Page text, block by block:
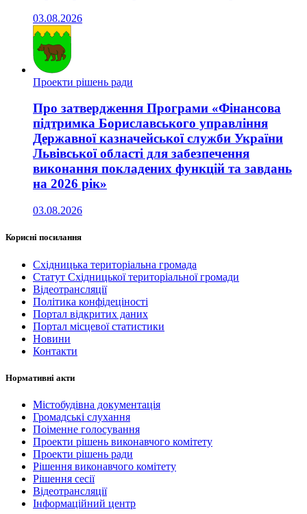
03.08.2026
Проекти рішень ради
Про затвердження Програми «Фінансова
підтримка Бориславського управління
Державної казначейської служби України
Львівської області для забезпечення
виконання покладених функцій та завдань
на 2026 рік»
03.08.2026
Корисні посилання
Східницька територіальна громада
Статут Східницької територіальної громади
Відеотрансляції
Політика конфідеціності
Портал відкритих даних
Портал місцевої статистики
Новини
Контакти
Нормативні акти
Містобудівна документація
Громадські слухання
Поіменне голосування
Проекти рішень виконавчого комітету
Проекти рішень ради
Рішення виконавчого комітету
Рішення сесії
Відеотрансляції
Інформаційний центр